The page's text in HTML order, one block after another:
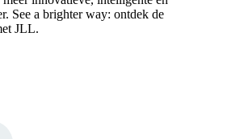
See a brighter way: ontdek de
JLL.
helpen?